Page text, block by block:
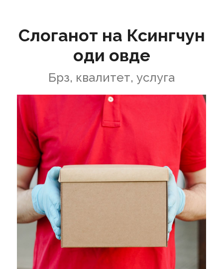
Слоганот на Ксингчун
оди овде
Брз, квалитет, услуга